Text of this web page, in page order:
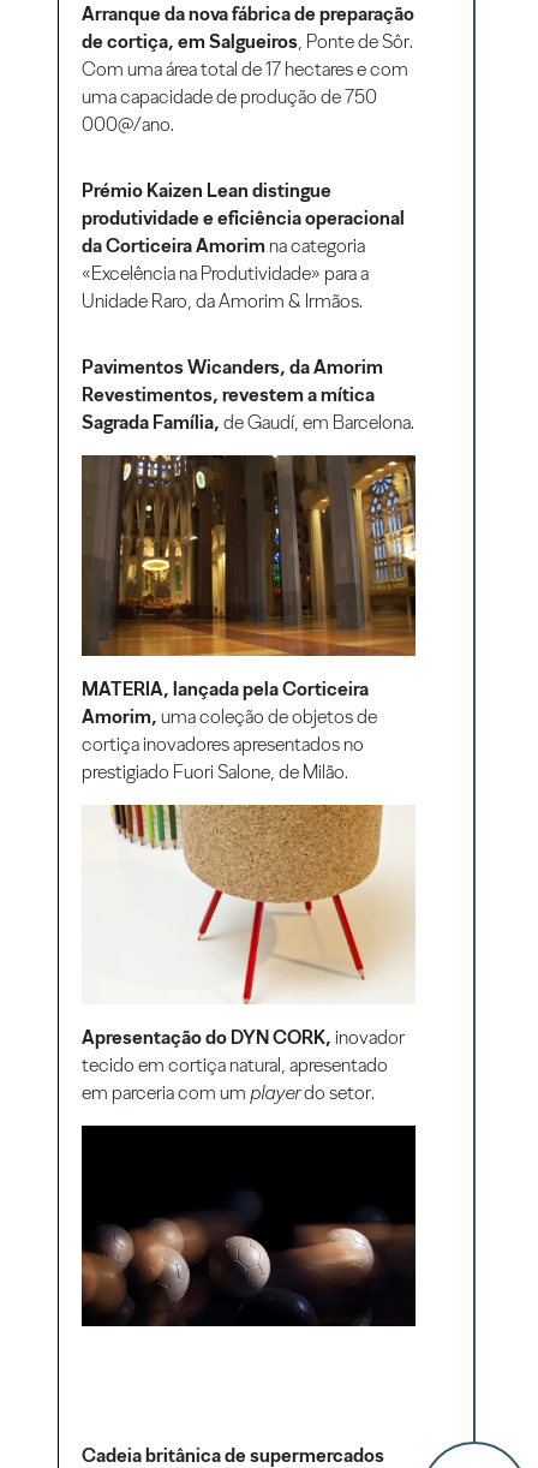
Arranque da nova fábrica de preparação
de cortiça, em Salgueiros, Ponte de Sôr.
Com uma área total de 17 hectares e com
uma capacidade de produção de 750
000@/ano.
Prémio Kaizen Lean distingue
produtividade e eficiência operacional
da Corticeira Amorim na categoria
«Excelência na Produtividade» para a
Unidade Raro, da Amorim & Irmãos.
Pavimentos Wicanders, da Amorim
Revestimentos, revestem a mítica
Sagrada Família,de Gaudí, em Barcelona.
MATERIA, lançada pela Corticeira
Amorim,uma coleção de objetos de
cortiça inovadores apresentados no
prestigiado Fuori Salone, de Milão.
Apresentação do DYN CORK,inovador
tecido em cortiça natural, apresentado
em parceria com um playerdo setor.
Cadeia britânica de supermercados